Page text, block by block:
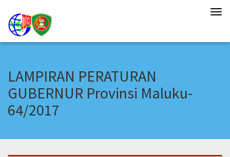
LAMPIRAN PERATURAN
GUBERNUR Provinsi Maluku-
64/2017